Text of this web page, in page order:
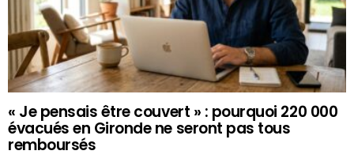
« Je pensais être couvert » : pourquoi 220 000
évacués en Gironde ne seront pas tous
remboursés